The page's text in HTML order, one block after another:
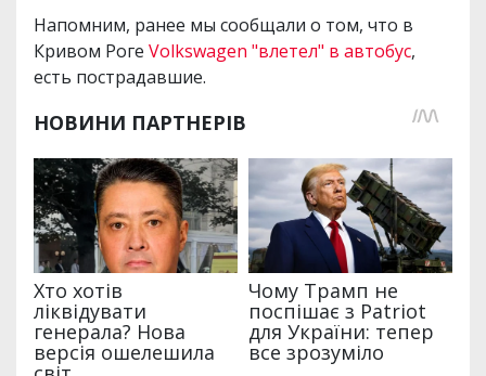
Напомним, ранее мы сообщали о том, что в
Кривом Роге Volkswagen "влетел" в автобус,
есть пострадавшие.